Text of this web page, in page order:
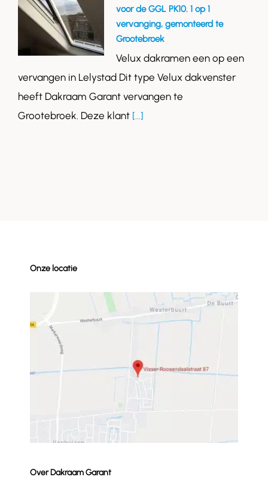
voor de GGL PK10. 1 op 1
vervanging, gemonteerd te
Grootebroek
Velux dakramen een op een
vervangen in Lelystad Dit type Velux dakvenster
heeft Dakraam Garant vervangen te
Grootebroek. Deze klant [...]
Onze locatie
Over Dakraam Garant